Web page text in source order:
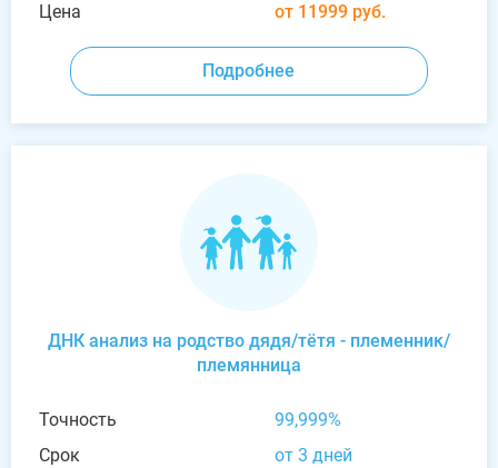
Цена
от 11999 руб.
Подробнее
ДНК анализ на родство дядя/тётя - племенник/
племянница
Точность
99,999%
Срок
от 3 дней